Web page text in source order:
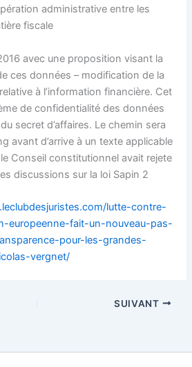
administrative entre les
fiscale
avec une proposition visant la
ces données – modification de la
à l’information financière. Cet
de confidentialité des données
secret d’affaires. Le chemin sera
avant d’arrive à un texte applicable
le Conseil constitutionnel avait rejete
discussions sur la loi Sapin 2
lutte-contre-
europeenne-fait-un-nouveau-pas-
pour-les-grandes-
vergnet/
SUIVANT